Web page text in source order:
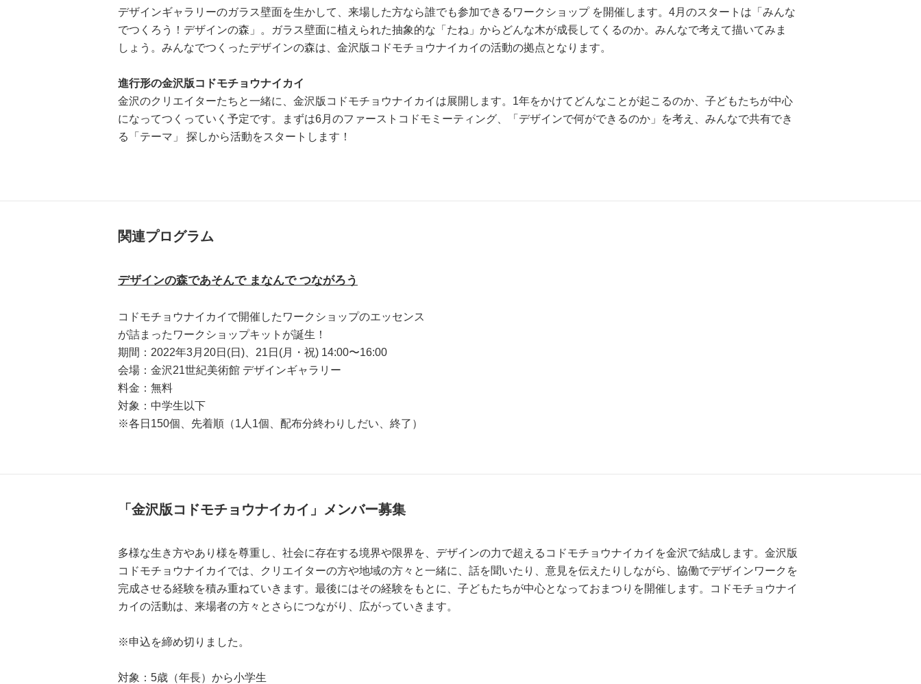
デザインギャラリーのガラス壁面を生かして、来場した方なら誰でも参加できるワークショップ を開催します。4月のスタートは「みんな
でつくろう！デザインの森」。ガラス壁面に植えられた抽象的な「たね」からどんな木が成長してくるのか。みんなで考えて描いてみま
しょう。みんなでつくったデザインの森は、金沢版コドモチョウナイカイの活動の拠点となります。
進行形の金沢版コドモチョウナイカイ
金沢のクリエイターたちと一緒に、金沢版コドモチョウナイカイは展開します。1年をかけてどんなことが起こるのか、子どもたちが中心
になってつくっていく予定です。まずは6月のファーストコドモミーティング、「デザインで何ができるのか」を考え、みんなで共有でき
る「テーマ」 探しから活動をスタートします！
関連プログラム
デザインの森であそんで まなんで つながろう
コドモチョウナイカイで開催したワークショップのエッセンス
が詰まったワークショップキットが誕生！
期間：2022年3月20日(日)、21日(月・祝) 14:00〜16:00
会場：金沢21世紀美術館 デザインギャラリー
料金：無料
対象：中学生以下
※各日150個、先着順（1人1個、配布分終わりしだい、終了）
「金沢版コドモチョウナイカイ」メンバー募集
多様な生き方やあり様を尊重し、社会に存在する境界や限界を、デザインの力で超えるコドモチョウナイカイを金沢で結成します。金沢版
コドモチョウナイカイでは、クリエイターの方や地域の方々と一緒に、話を聞いたり、意見を伝えたりしながら、協働でデザインワークを
完成させる経験を積み重ねていきます。最後にはその経験をもとに、子どもたちが中心となっておまつりを開催します。コドモチョウナイ
カイの活動は、来場者の方々とさらにつながり、広がっていきます。
※申込を締め切りました。
対象：5歳（年長）から小学生